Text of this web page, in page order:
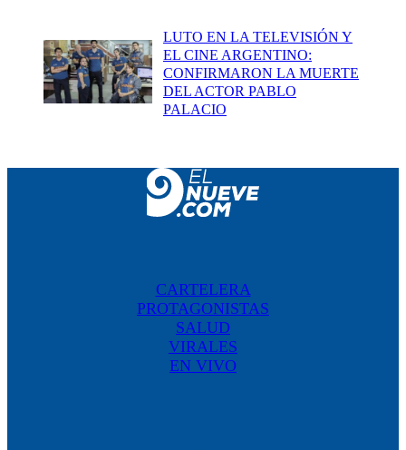
LUTO EN LA TELEVISIÓN Y
EL CINE ARGENTINO:
CONFIRMARON LA MUERTE
DEL ACTOR PABLO
PALACIO
CARTELERA
PROTAGONISTAS
SALUD
VIRALES
EN VIVO